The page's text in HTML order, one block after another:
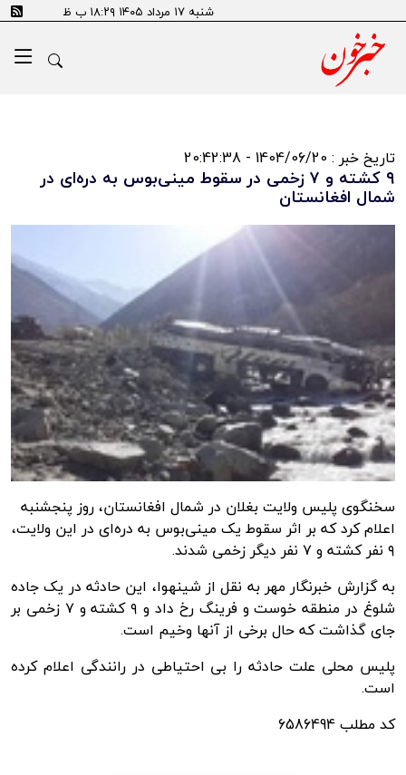
شنبه ۱۷ مرداد ۱۴۰۵ ۱۸:۲۹ ب ظ
تاریخ خبر : 1404/06/20 - 20:42:38
۹ کشته و ۷ زخمی در سقوط مینی‌بوس به دره‌ای در
شمال افغانستان
سخنگوی پلیس ولایت بغلان در شمال افغانستان، روز پنجشنبه
اعلام کرد که بر اثر سقوط یک مینی‌بوس به دره‌ای در این ولایت،
۹ نفر کشته و ۷ نفر دیگر زخمی شدند.
به گزارش خبرنگار مهر به نقل از شینهوا، این حادثه در یک جاده
شلوغ در منطقه خوست و فرینگ رخ داد و ۹ کشته و ۷ زخمی بر
جای گذاشت که حال برخی از آنها وخیم است.
پلیس محلی علت حادثه را بی احتیاطی در رانندگی اعلام کرده
است.
کد مطلب6586494